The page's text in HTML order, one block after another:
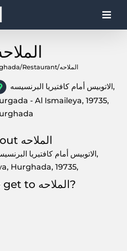
/Restaurant/الملاحه
الاتوبيس أمام كافتيريا البرنسيسه,
- Al Ismaileya, 19735,
About الملاحه
Hurghada, 19735,
How to get to الملاحه?